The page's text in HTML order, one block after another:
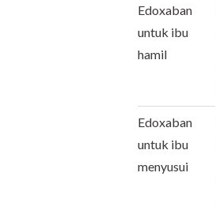
Edoxaban
untuk ibu
hamil
Edoxaban
untuk ibu
menyusui